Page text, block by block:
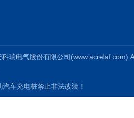
科瑞电气股份有限公司
车充电桩禁止非法改装！